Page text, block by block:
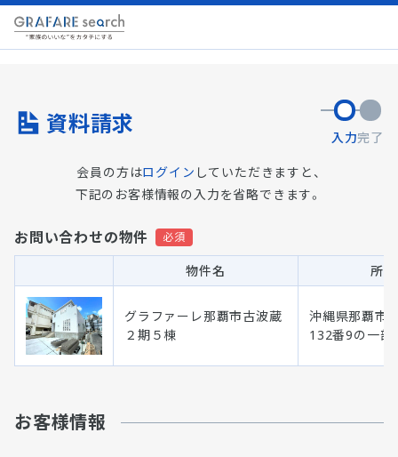
資料請求 入力完了
会員の方はログイン していただきますと、
下記のお客様情報の入力を省略できます。
お問い合わせの物件
物件名 所
グラファーレ那覇市古波蔵
２期５棟
沖縄県那覇市
132番9の一部
お客様情報